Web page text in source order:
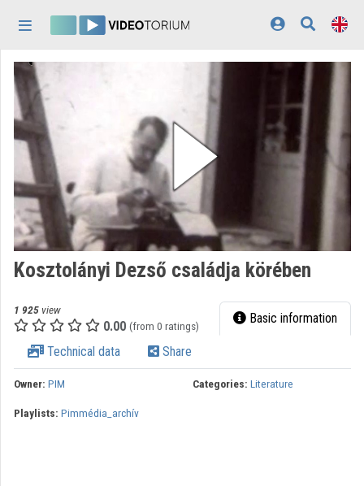
Home
Log In
Discovery
Categories
Playlists
Organizations
Contributors
Appearance:
Kosztolányi Dezső családja körében
1 925 view
0.00 (from 0 ratings) Basic information
Technical data Share
Owner: PIM Categories: Literature
Playlists: Pimmédia_archív